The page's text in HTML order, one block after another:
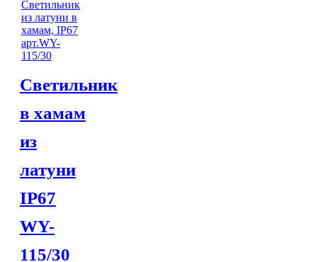
Светильник
в хамам
из
латуни
IP67
WY-
115/30